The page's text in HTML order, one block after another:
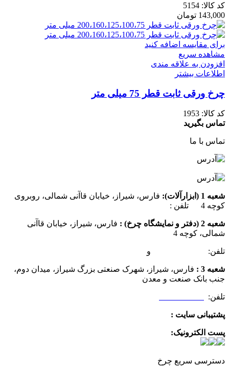
کد کالا: 5154
143,000 تومان
برای مقایسه اضافه کنید
مشاهده سریع
افزودن به علاقه مندی
اطلاعات بیشتر
چرخ ورقی ثابت قطر 75 میلی متر
کد کالا: 1953
تماس بگیرید
تماس با ما
شعبه 1 (ابزارآلات):
فارس، شیراز، خیابان قاآنی شمالی، روبروی
کوچه 4 تلفن :
شعبه 2 (دفتر و نمایشگاه چرخ) :
فارس، شیراز، خیابان قاآنی
شمالی، کوچه 4
تلفن: و
شعبه 3 :
فارس، شیراز، شهرک صنعتی بزرگ شیراز، میدان دوم،
جنب بانک صنعت و معدن
تلفن:
پشتیبانی سایت :
پست الکترونیک:
دسترسی سریع چرخ